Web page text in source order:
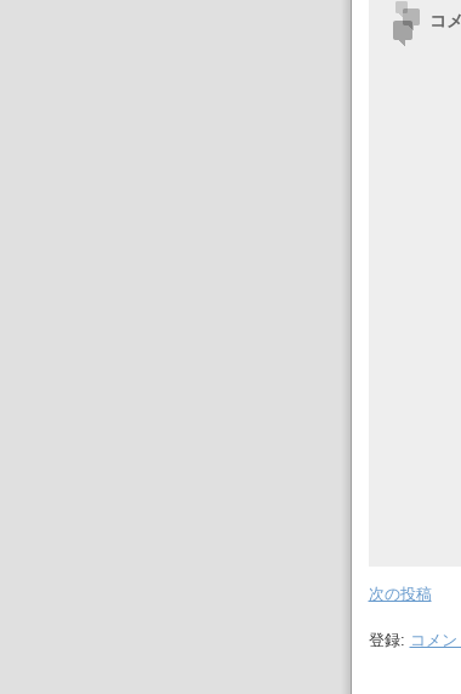
コ
次の投稿
登録: コメ